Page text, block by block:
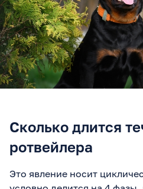
Сколько длится
ротвейлера
Это явление носит